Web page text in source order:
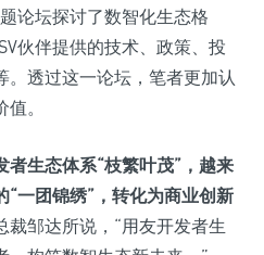
论坛探讨了数智化生态格
伙伴提供的技术、政策、投
。透过这一论坛，笔者更加认
。
者生态体系“枝繁叶茂”，越来
一团锦绣”，转化为商业创新
裁邹达所说，“用友开发者生